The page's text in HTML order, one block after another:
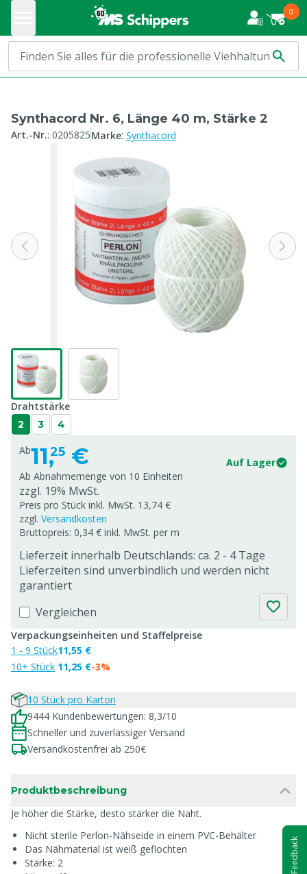
0
Synthacord Nr. 6, Länge 40 m, Stärke 2
Art.-Nr.: 0205825Marke: Synthacord
Drahtstärke
2 3 4
Ab11,25 €
Auf Lager
Ab Abnahmemenge von 10 Einheiten
zzgl. 19% MwSt.
Preis pro Stück inkl. MwSt. 13,74 €
zzgl. Versandkosten
Bruttopreis: 0,34 € inkl. MwSt. per m
Lieferzeit innerhalb Deutschlands: ca. 2 - 4 Tage
Lieferzeiten sind unverbindlich und werden nicht
garantiert
Vergleichen
Verpackungseinheiten und Staffelpreise
1 - 9 Stück
10+ Stück
11,55 €
11,25 €-3%
10 Stück pro Karton
9444 Kundenbewertungen: 8,3/10
Schneller und zuverlässiger Versand
Versandkostenfrei ab 250€
Produktbeschreibung
Je höher die Stärke, desto stärker die Naht.
Nicht sterile Perlon-Nähseide in einem PVC-Behälter
Das Nähmaterial ist weiß geflochten
Stärke: 2
Feedback